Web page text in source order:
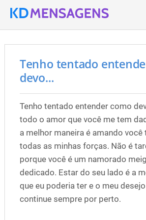
Tenho tentado
devo...
Tenho tentado entender como
todo o amor que você me tem
a melhor maneira é amando
todas as minhas forças. Não é
porque você é um namorado
dedicado. Estar do seu lado é a
que eu poderia ter e o meu
continue sempre por perto.